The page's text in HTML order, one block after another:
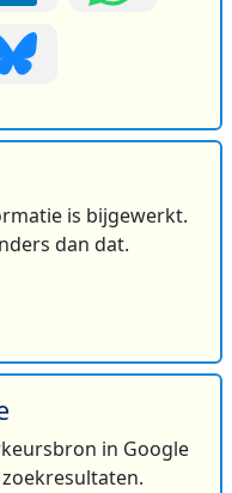
is bijgewerkt.
dan dat.
in Google